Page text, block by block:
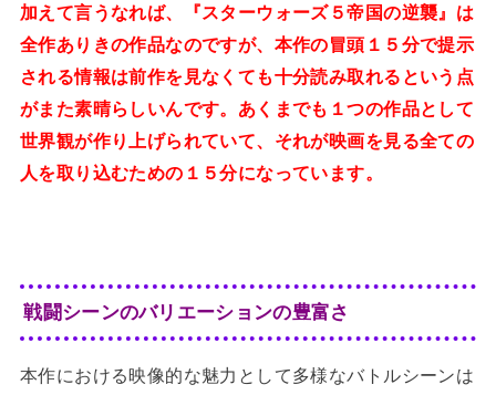
加えて言うなれば、『スターウォーズ５帝国の逆襲』は
全作ありきの作品なのですが、本作の冒頭１５分で提示
される情報は前作を見なくても十分読み取れるという点
がまた素晴らしいんです。あくまでも１つの作品として
世界観が作り上げられていて、それが映画を見る全ての
人を取り込むための１５分になっています。
戦闘シーンのバリエーションの豊富さ
本作における映像的な魅力として多様なバトルシーンは